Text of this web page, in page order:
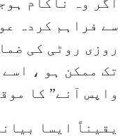
سے فراہم کردہ
روزی روٹی کی
تک ممکن ہو ،
واپس آنے” کا
یقیناً ایسا